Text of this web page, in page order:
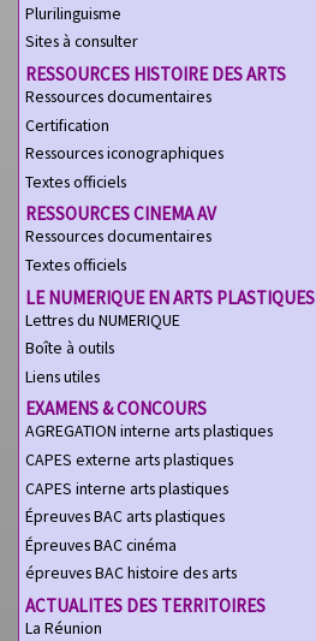
Plurilinguisme
Sites à consulter
RESSOURCES HISTOIRE DES ARTS
Ressources documentaires
Certification
Ressources iconographiques
Textes officiels
RESSOURCES CINEMA AV
Ressources documentaires
Textes officiels
LE NUMERIQUE EN ARTS PLASTIQUES
Lettres du NUMERIQUE
Boîte à outils
Liens utiles
EXAMENS & CONCOURS
AGREGATION interne arts plastiques
CAPES externe arts plastiques
CAPES interne arts plastiques
Épreuves BAC arts plastiques
Épreuves BAC cinéma
épreuves BAC histoire des arts
ACTUALITES DES TERRITOIRES
La Réunion